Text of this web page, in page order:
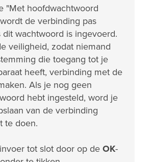
"Met hoofdwachtwoord
de verbinding pas
dit wachtwoord is ingevoerd.
veiligheid, zodat niemand
die toegang tot je
heeft, verbinding met de
Als je nog geen
hebt ingesteld, word je
van de verbinding
te doen.
tot slot door op de OK-